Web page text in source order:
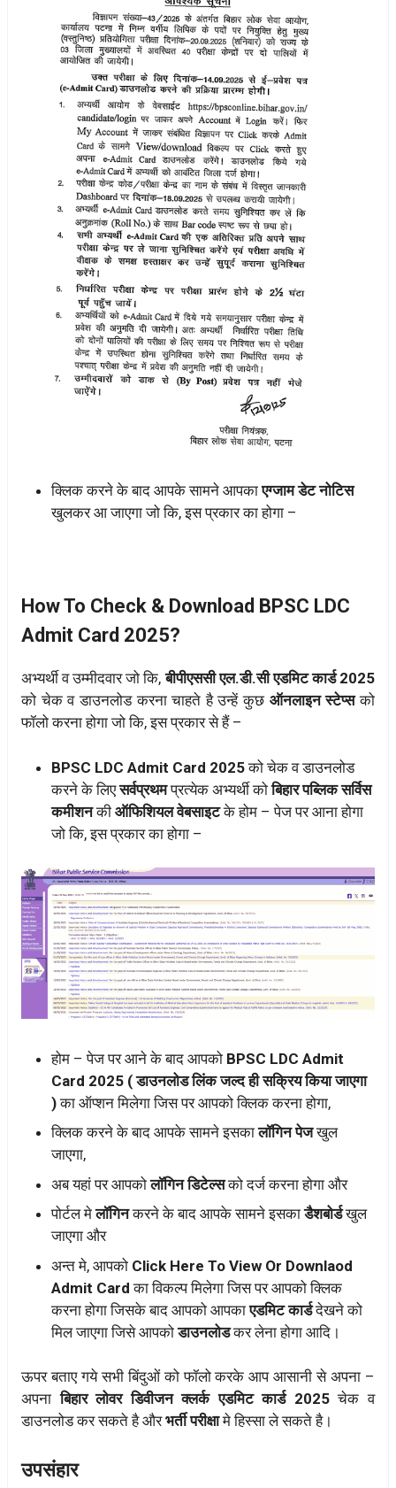
क्लिक करने के बाद आपके सामने आपकाएग्जाम डेट नोटिस
खुलकर आ जाएगा जो कि, इस प्रकार का होगा –
How To Check & Download BPSC LDC
Admit Card 2025?
अभ्यर्थी व उम्मीदवार जो कि, बीपीएससी एल.डी.सी एडमिट कार्ड 2025
को चेक व डाउनलोड करना चाहते है उन्हें कुछ ऑनलाइन स्टेप्सको
फॉलो करना होगा जो कि, इस प्रकार से हैं –
BPSC LDC Admit Card 2025को चेक व डाउनलोड
करने के लिएसर्वप्रथमप्रत्येक अभ्यर्थी कोबिहार पब्लिक सर्विस
कमीशनकी ऑफिशियल वेबसाइटके होम – पेज पर आना होगा
जो कि, इस प्रकार का होगा –
होम – पेज पर आने के बाद आपको BPSC LDC Admit
Card 2025 ( डाउनलोड लिंक जल्द ही सक्रिय किया जाएगा
)का ऑप्शन मिलेगा जिस पर आपको क्लिक करना होगा,
क्लिक करने के बाद आपके सामने इसकालॉगिन पेजखुल
जाएगा,
अब यहां पर आपकोलॉगिन डिटेल्सको दर्ज करना होगा और
पोर्टल मेलॉगिनकरने के बाद आपके सामने इसकाडैशबोर्डखुल
जाएगा और
अन्त मे, आपको Click Here To View Or Downlaod
Admit Card का विकल्प मिलेगा जिस पर आपको क्लिक
करना होगा जिसके बाद आपको आपकाएडमिट कार्डदेखने को
मिल जाएगा जिसे आपकोडाउनलोडकर लेना होगा आदि।
ऊपर बताए गये सभी बिंदुओं को फॉलो करके आप आसानी से अपना –
अपनाबिहार लोवर डिवीजन क्लर्क एडमिट कार्ड 2025चेक व
डाउनलोड कर सकते है औरभर्ती परीक्षामे हिस्सा ले सकते है।
उपसंहार